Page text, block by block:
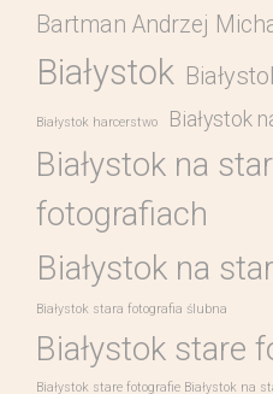
Bartman Andrzej
Białystok
Białystok harcerstwo Białystok
Białystok na
fotografiach
Białystok na
Białystok stara fotografia ślubna
Białystok stare
Białystok stare fotografie Białystok na